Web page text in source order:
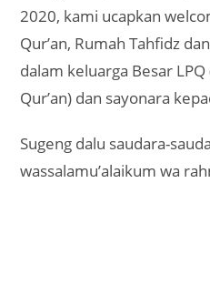
2020, kami ucapkan
Qur’an, Rumah Tahfidz
dalam keluarga Besar
Qur’an) dan sayonara
Sugeng dalu saudara-
wassalamu’alaikum wa